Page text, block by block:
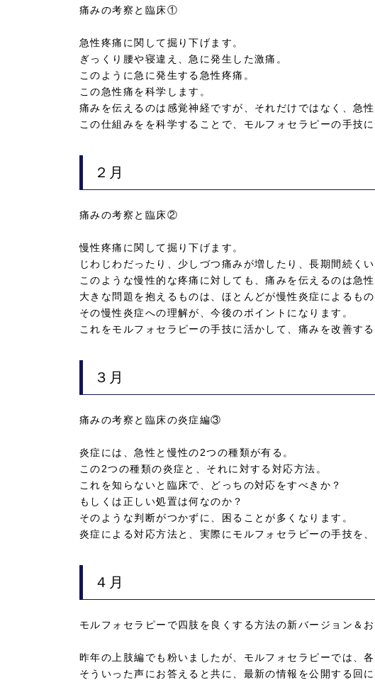
痛みの考察と臨床①
急性疼痛に関して掘り下げます。
ぎっくり腰や寝違え、急に発生した激痛。
このように急に発生する急性疼痛。
この急性痛を科学します。
痛みを伝えるのは感覚神経ですが、それだけではなく、急
この仕組みをを科学することで、モルフォセラピーの手技
２月
痛みの考察と臨床②
慢性疼痛に関して掘り下げます。
じわじわだったり、少しづつ痛みが増したり、長期間続くい
このような慢性的な疼痛に対しても、痛みを伝えるのは急
大きな問題を抱えるものは、ほとんどが慢性炎症によるもの
その慢性炎症への理解が、今後のポイントになります。
これをモルフォセラピーの手技に活かして、痛みを改善する
３月
痛みの考察と臨床の炎症編③
炎症には、急性と慢性の2つの種類が有る。
この2つの種類の炎症と、それに対する対応方法。
これを知らないと臨床で、どっちの対応をすべきか？
もしくは正しい処置は何なのか？
そのような判断がつかずに、困ることが多くなります。
炎症による対応方法と、実際にモルフォセラピーの手技を
４月
モルフォセラピーで四肢を良くする方法の新バージョン＆
昨年の上肢編でも粉いましたが、モルフォセラピーでは、
そういった声にお答えると共に、最新の情報を公開する回に